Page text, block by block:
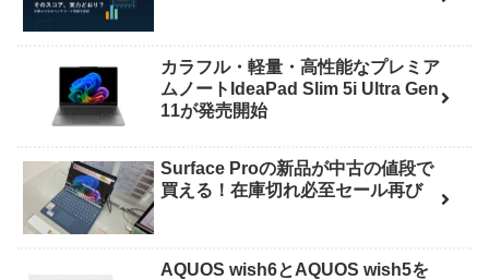
カラフル・軽量・高性能なプレミア
ムノートIdeaPad Slim 5i Ultra Gen
11が発売開始
Surface Proの新品が中古の値段で
買える！在庫切れ必至セール再び
AQUOS wish6とAQUOS wish5を